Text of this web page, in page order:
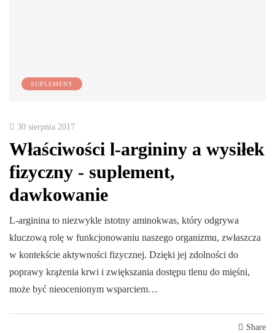
SUPLEMENY
30 sierpnia 2017
Właściwości l-argininy a wysiłek
fizyczny - suplement,
dawkowanie
L-arginina to niezwykle istotny aminokwas, który odgrywa
kluczową rolę w funkcjonowaniu naszego organizmu, zwłaszcza
w kontekście aktywności fizycznej. Dzięki jej zdolności do
poprawy krążenia krwi i zwiększania dostępu tlenu do mięśni,
może być nieocenionym wsparciem…
Share